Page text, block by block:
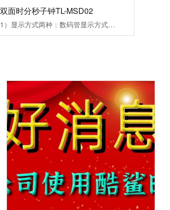
双面时分秒子钟TL-MSD02
1）显示方式两种：数码管显示方式。双面吊挂安装2）显示内容及尺寸：5寸双面数字显示时分秒。3）脱离母钟能够独立运行，带掉电记忆功能4）通信方式：网络通信（NTP授时）5）网络通信接口RJ456）显示单元发光强度：≥200mcd7）对比度≥10：1，可视角度≥160°8）同步误差：≤5m，独立计时精度：≤0.05/天9）平均无故障......